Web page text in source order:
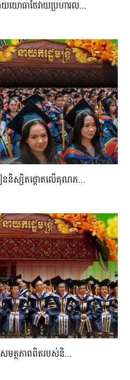
យោធាថៃវាយប្រហារល...
ននិស្សិតផ្តោតលើគុណភ...
ត្ថភាពពិតរបស់និ...